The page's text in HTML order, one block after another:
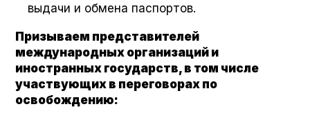
выдачи и обмена паспортов.
Призываем представителей
международных организаций и
иностранных государств, в том числе
участвующих в переговорах по
освобождению: